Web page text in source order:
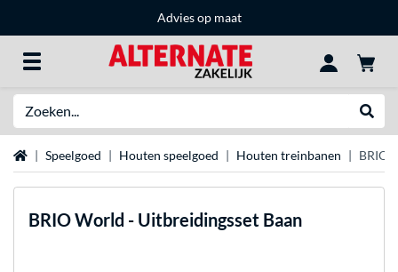
Advies op maat
HomeSpeelgoed Houten speelgoed Houten treinbanen BRIO
BRIOWorld - Uitbreidingsset Baan